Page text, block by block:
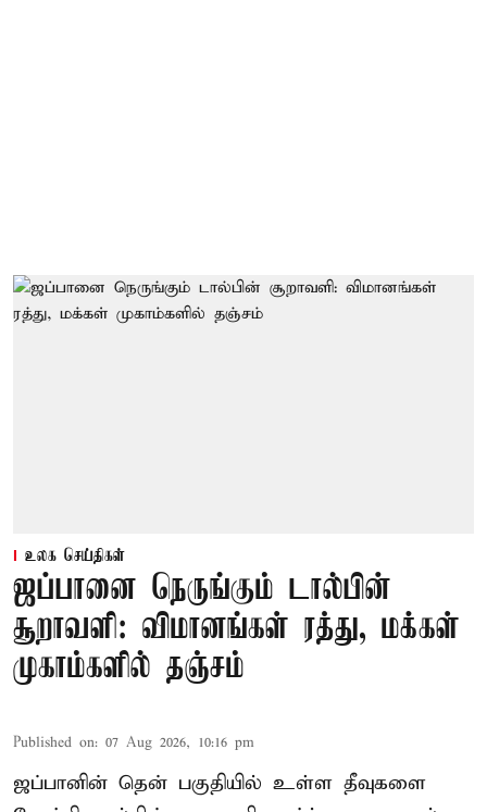
உலக செய்திகள்
ஜப்பானை நெருங்கும் டால்பின்
சூறாவளி: விமானங்கள் ரத்து, மக்கள்
முகாம்களில் தஞ்சம்
Published on: 07 Aug 2026, 10:16 pm
ஜப்பானின் தென் பகுதியில் உள்ள தீவுகளை